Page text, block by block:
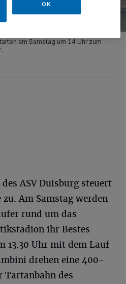
am Samstag um 14 Uhr zum
ASV Duisburg steuert
Am Samstag werden
rund um das
ihr Bestes
13.30 Uhr mit dem Lauf
drehen eine 400-
Tartanbahn des
OK